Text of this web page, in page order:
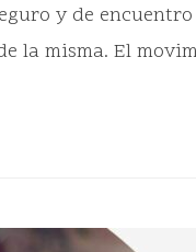
y de
la misma. El